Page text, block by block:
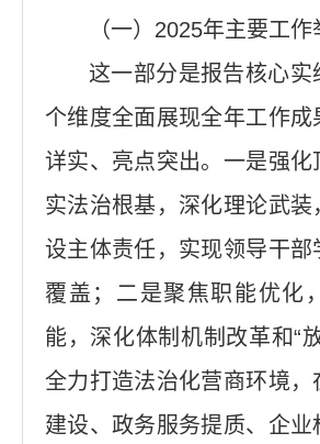
（一）2025年主要工
这一部分是报告核心实
个维度全面展现全年工作成
详实、亮点突出。一是强化
实法治根基，深化理论武装
设主体责任，实现领导干部
覆盖；二是聚焦职能优化
能，深化体制机制改革和“
全力打造法治化营商环境，
建设、政务服务提质、企业